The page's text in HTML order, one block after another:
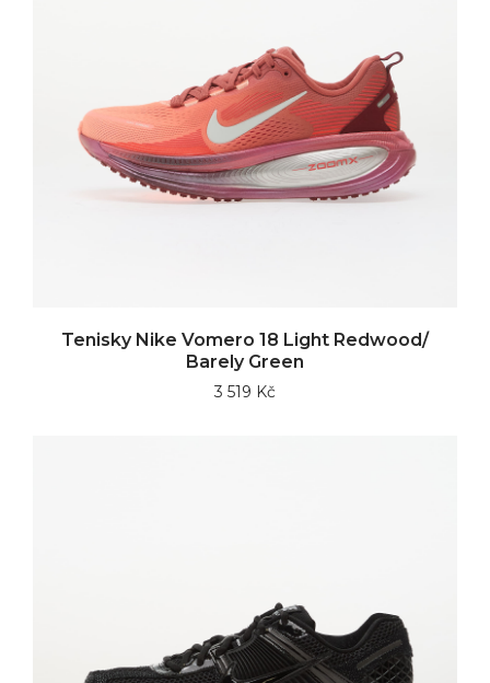
Tenisky Nike Vomero 18 Light Redwood/
Barely Green
3 519 Kč